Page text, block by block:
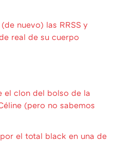
nuevo) las RRSS y
real de su cuerpo
el clon del bolso de la
(pero no sabemos
el total black en una de